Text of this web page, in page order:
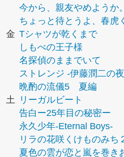
今から、親友やめようか。
ちょっと待とうよ、春虎
金 Tシャツが乾くまで
しもべの王子様
名探偵のままでいて
ストレンジ -伊藤潤二の
晩酌の流儀5 夏編
土
リーガルビート
告白ー25年目の秘密ー
永久少年-Eternal Boys-
リラの花咲くけものみち
夏色の雲が恋と嵐を巻き